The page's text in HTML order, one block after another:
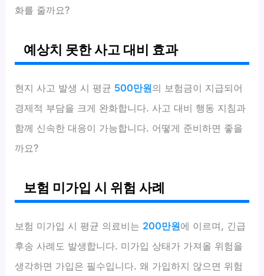
화를 줄까요?
예상치 못한 사고 대비 효과
현지 사고 발생 시 평균 500만원의 보험금이 지급되어
경제적 부담을 크게 완화합니다. 사고 대비 행동 지침과
함께 신속한 대응이 가능합니다. 어떻게 준비하면 좋을
까요?
보험 미가입 시 위험 사례
보험 미가입 시 평균 의료비는 200만원에 이르며, 긴급
후송 사례도 발생합니다. 미가입 상태가 가져올 위험을
생각하면 가입은 필수입니다. 왜 가입하지 않으면 위험